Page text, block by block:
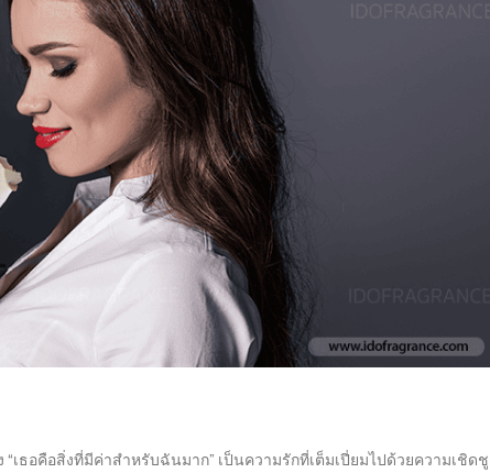
ธอคือสิ่งที่มีค่าสำหรับฉันมาก” เป็นความรักที่เต็มเปี่ยมไปด้วยความเชิดชู